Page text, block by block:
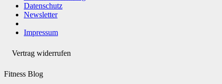
Datenschutz
Newsletter
Impressum
Vertrag widerrufen
Fitness Blog